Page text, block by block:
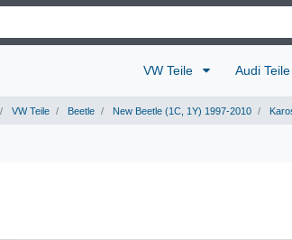
VW Teile Audi Teile
VW Teile Beetle New Beetle (1C, 1Y) 1997-2010